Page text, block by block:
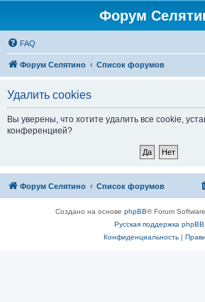
Форум
FAQ
Форум Селятино Список форумов
Удалить cookies
Вы уверены, что хотите удалить все cookie,
конференцией?
Форум Селятино Список форумов
Создано на основе phpBB® Forum
Русская поддержка phpBB
Конфиденциальность|